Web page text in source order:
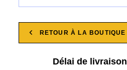
RETOUR À LA BOUTIQUE
Délai de